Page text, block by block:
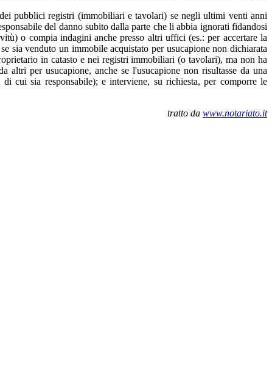
pubblici registri (immobiliari e tavolari) se negli ultimi venti anni
del danno subito dalla parte che li abbia ignorati fidandosi
o compia indagini anche presso altri uffici (es.: per accertare la
sia venduto un immobile acquistato per usucapione non dichiarata
in catasto e nei registri immobiliari (o tavolari), ma non ha
altri per usucapione, anche se l'usucapione non risultasse da una
cui sia responsabile); e interviene, su richiesta, per comporre le
tratto da www.notariato.it